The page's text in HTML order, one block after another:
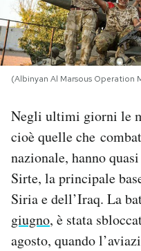
NEWSLETTER
I MIEI PREFERITI
CALENDARIO
AREA PERSONALE
Area Personale
Newsletter
(Albinyan Al Marsous Operation
Negli ultimi giorni le
cioè quelle che
nazionale, hanno
Sirte, la principale
Siria e dell’Iraq. La
giugno, è stata
agosto, quando